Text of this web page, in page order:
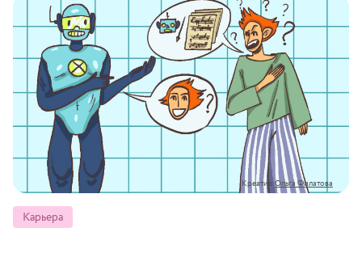
Креатив:Ольга Филатова
Карьера